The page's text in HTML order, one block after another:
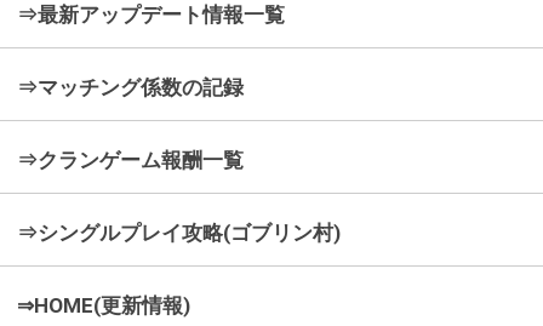
⇒最新アップデート情報一覧
⇒マッチング係数の記録
⇒クランゲーム報酬一覧
⇒シングルプレイ攻略(ゴブリン村)
⇒HOME(更新情報)